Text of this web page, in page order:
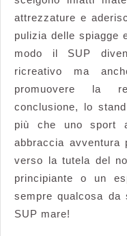
attrezzature e
pulizia delle spiagge
modo il SUP
ricreativo ma
promuovere la
conclusione, lo
più che uno sport
abbraccia avventura
verso la tutela del
principiante o un
sempre qualcosa
SUP mare!